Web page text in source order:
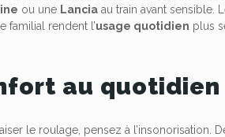
ou une Lancia au train avant sensible.
familial rendent l’usage quotidien plus
au quotidien
le roulage, pensez à